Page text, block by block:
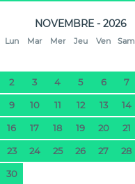
NOVEMBRE - 2026
Lun Mar Mer Jeu Ven Sam
2 3 4 5 6 7
9 10 11 12 13 14
16 17 18 19 20 21
23 24 25 26 27 28
30